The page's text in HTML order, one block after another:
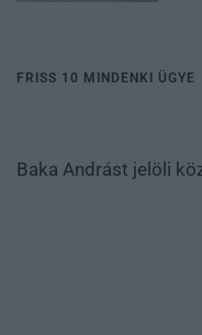
FRISS 10 MINDENKI ÜGYE
Baka Andrást jelöli